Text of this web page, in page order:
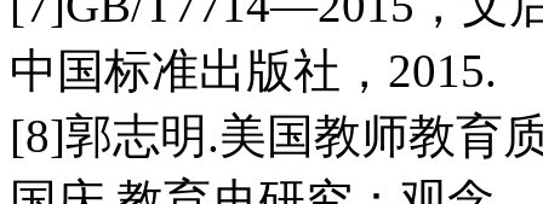
中国标准出版社，2015.
[8]郭志明.美国教师教育